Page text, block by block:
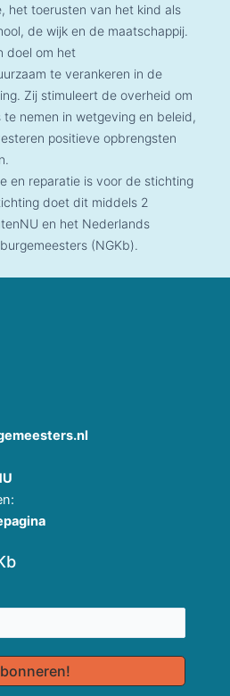
het toerusten van het kind als
de wijk en de maatschappij.
doel om het
te verankeren in de
Zij stimuleert de overheid om
nemen in wetgeving en beleid,
positieve opbrengsten
en reparatie is voor de stichting
doet dit middels 2
en het Nederlands
(NGKb).